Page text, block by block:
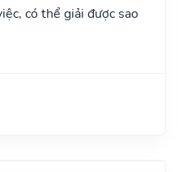
có thể giải được sao